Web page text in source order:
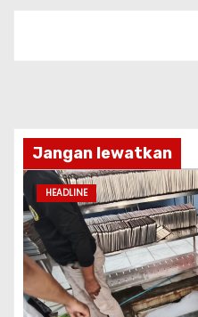
Jangan lewatkan
HEADLINE